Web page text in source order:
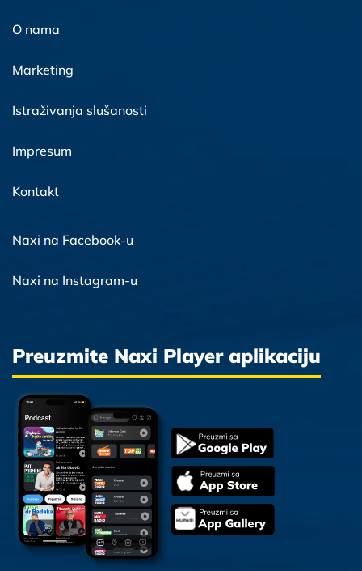
O nama
Marketing
Istraživanja slušanosti
Impresum
Kontakt
Naxi na Facebook-u
Naxi na Instagram-u
Preuzmite Naxi Player aplikaciju